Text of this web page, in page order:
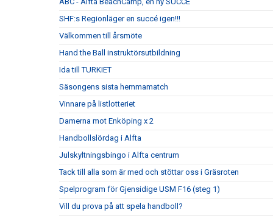
SHF:s Regionläger en succé igen!!!
Välkommen till årsmöte
Hand the Ball instruktörsutbildning
Ida till TURKIET
Säsongens sista hemmamatch
Vinnare på listlotteriet
Damerna mot Enköping x 2
Handbollslördag i Alfta
Julskyltningsbingo i Alfta centrum
Tack till alla som är med och stöttar oss i Gräsroten
Spelprogram för Gjensidige USM F16 (steg 1)
Vill du prova på att spela handboll?